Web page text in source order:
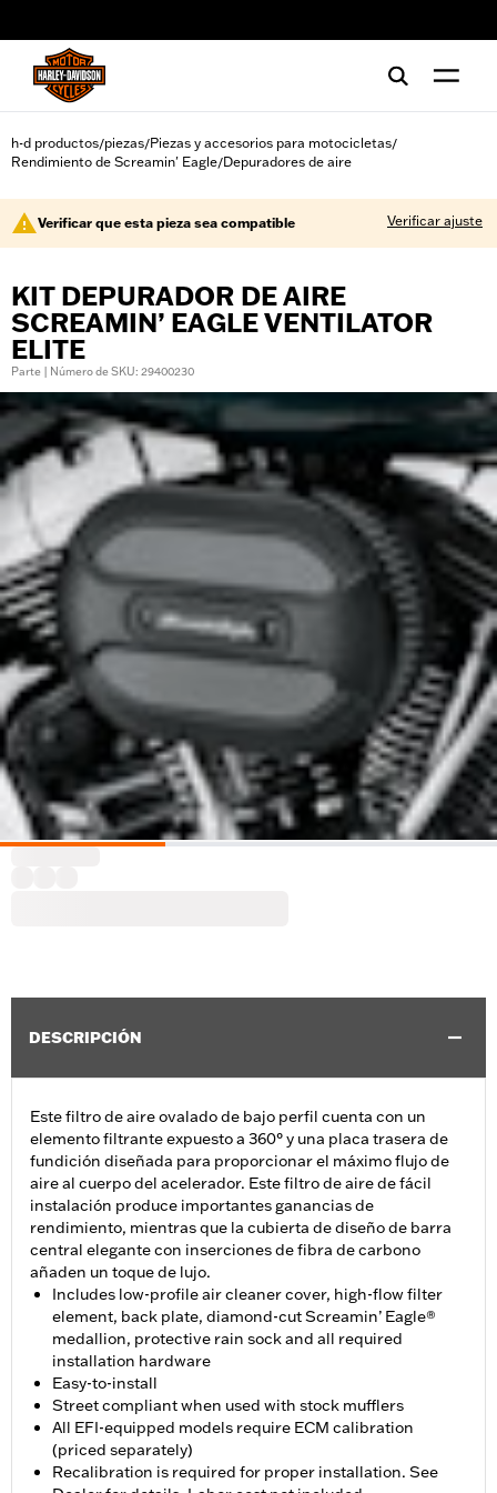
h-d productos/piezas/Piezas y accesorios para motocicletas/
Rendimiento de Screamin' Eagle/Depuradores de aire
Verificar que esta pieza sea compatible Verificar ajuste
KIT DEPURADOR DE AIRE
SCREAMIN’ EAGLE VENTILATOR
ELITE
Parte | Número de SKU: 29400230
DESCRIPCIÓN
Este filtro de aire ovalado de bajo perfil cuenta con un
elemento filtrante expuesto a 360° y una placa trasera de
fundición diseñada para proporcionar el máximo flujo de
aire al cuerpo del acelerador. Este filtro de aire de fácil
instalación produce importantes ganancias de
rendimiento, mientras que la cubierta de diseño de barra
central elegante con inserciones de fibra de carbono
añaden un toque de lujo.
Includes low-profile air cleaner cover, high-flow filter
element, back plate, diamond-cut Screamin’ Eagle®
medallion, protective rain sock and all required
installation hardware
Easy-to-install
Street compliant when used with stock mufflers
All EFI-equipped models require ECM calibration
(priced separately)
Recalibration is required for proper installation. See